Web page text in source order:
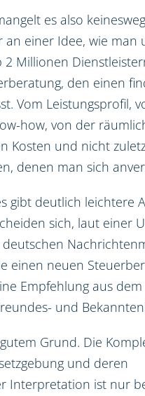
es also
an einer Idee, wie man
2 Millionen
den einen
Vom Leistungsprofil,
how, von der
Kosten und nicht
denen man sich
gibt deutlich leichtere
sich, laut einer
einen neuen
Empfehlung aus dem
und
Grund. Die
und deren
Interpretation ist nur